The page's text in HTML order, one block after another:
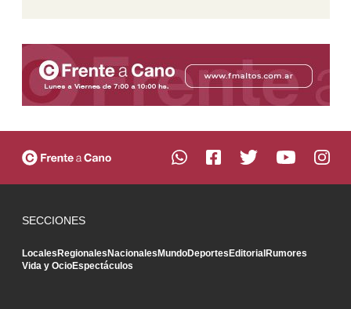
SECCIONES
LocalesRegionalesNacionalesMundoDeportesEditorialRumores
Vida y OcioEspectáculos